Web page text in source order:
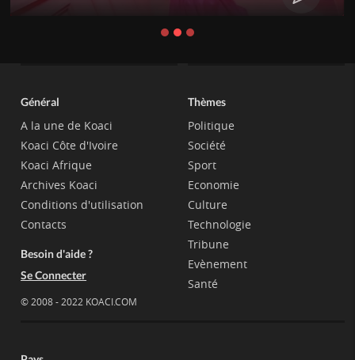
Général
A la une de Koaci
Koaci Côte d'Ivoire
Koaci Afrique
Archives Koaci
Conditions d'utilisation
Contacts
Besoin d'aide ?
Se Connecter
© 2008 - 2022 KOACI.COM
Thèmes
Politique
Société
Sport
Economie
Culture
Technologie
Tribune
Evènement
Santé